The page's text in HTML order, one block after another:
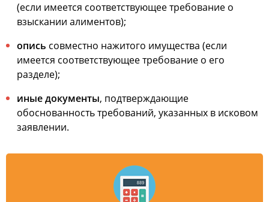
(если имеется соответствующее требование о
взыскании алиментов);
опись совместно нажитого имущества (если
имеется соответствующее требование о его
разделе);
иные документы, подтверждающие
обоснованность требований, указанных в исковом
заявлении.